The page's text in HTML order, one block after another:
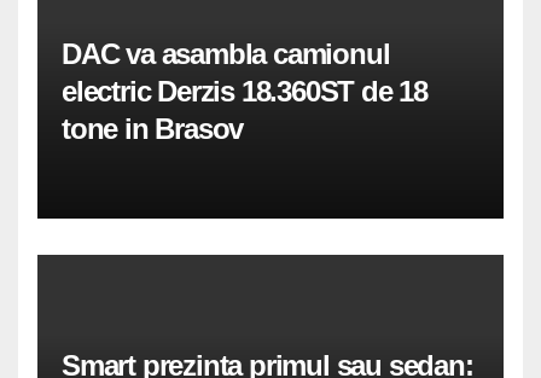
DAC va asambla camionul
electric Derzis 18.360ST de 18
tone in Brasov
Smart prezinta primul sau sedan: